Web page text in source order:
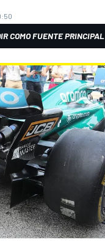
COMO FUENTE PRINCIPAL